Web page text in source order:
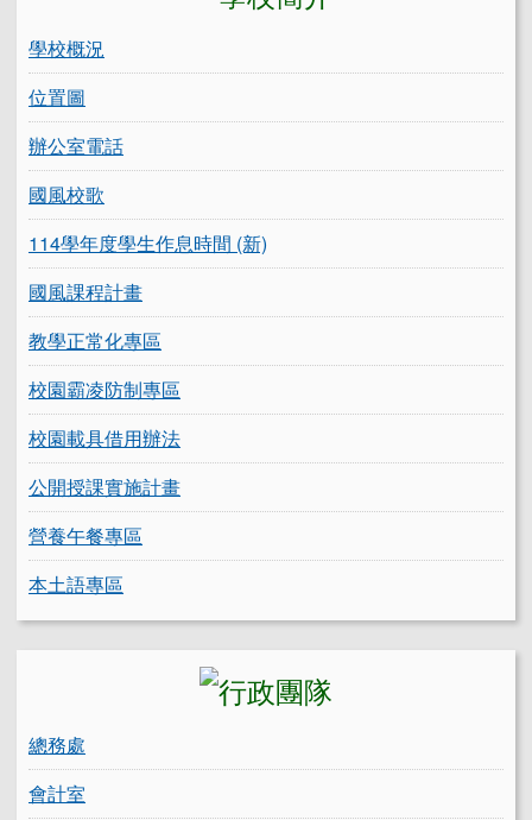
學校概況
位置圖
辦公室電話
國風校歌
114學年度學生作息時間 (新)
國風課程計畫
教學正常化專區
校園霸凌防制專區
校園載具借用辦法
公開授課實施計畫
營養午餐專區
本土語專區
總務處
會計室